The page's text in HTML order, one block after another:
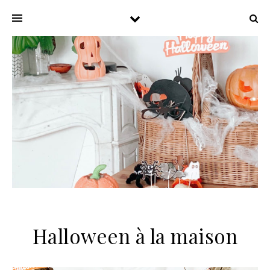
Halloween à la maison